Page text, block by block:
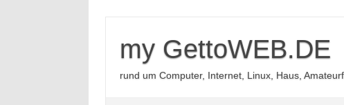
my GettoWEB.DE
rund um Computer, Internet, Linux, Haus,